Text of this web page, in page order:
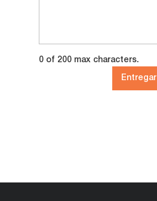
0 of 200 max characters.
Entregar